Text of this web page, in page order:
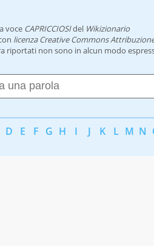
voce CAPRICCIOSIdel Wikizionario
licenza Creative Commons
riportati non sono in alcun modo
D E F G H I J K L M N